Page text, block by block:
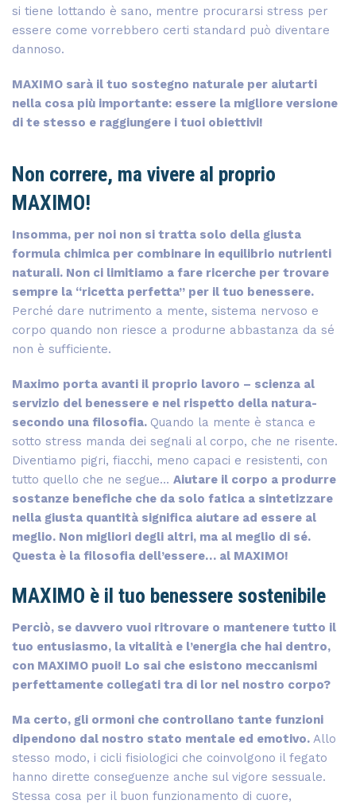
si tiene lottando è sano, mentre procurarsi stress per
essere come vorrebbero certi standard può diventare
dannoso.
MAXIMO sarà il tuo sostegno naturale per aiutarti
nella cosa più importante: essere la migliore versione
di te stesso e raggiungere i tuoi obiettivi!
Non correre, ma vivere al proprio
MAXIMO!
Insomma, per noi non si tratta solo della giusta
formula chimica per combinare in equilibrio nutrienti
naturali. Non ci limitiamo a fare ricerche per trovare
sempre la “ricetta perfetta” per il tuo benessere.
Perché dare nutrimento a mente, sistema nervoso e
corpo quando non riesce a produrne abbastanza da sé
non è sufficiente.
Maximo porta avanti il proprio lavoro – scienza al
servizio del benessere e nel rispetto della natura-
secondo una filosofia. Quando la mente è stanca e
sotto stress manda dei segnali al corpo, che ne risente.
Diventiamo pigri, fiacchi, meno capaci e resistenti, con
tutto quello che ne segue… Aiutare il corpo a produrre
sostanze benefiche che da solo fatica a sintetizzare
nella giusta quantità significa aiutare ad essere al
meglio. Non migliori degli altri, ma al meglio di sé.
Questa è la filosofia dell’essere… al MAXIMO!
MAXIMO è il tuo benessere sostenibile
Perciò, se davvero vuoi ritrovare o mantenere tutto il
tuo entusiasmo, la vitalità e l’energia che hai dentro,
con MAXIMO puoi! Lo sai che esistono meccanismi
perfettamente collegati tra di lor nel nostro corpo?
Ma certo, gli ormoni che controllano tante funzioni
dipendono dal nostro stato mentale ed emotivo. Allo
stesso modo, i cicli fisiologici che coinvolgono il fegato
hanno dirette conseguenze anche sul vigore sessuale.
Stessa cosa per il buon funzionamento di cuore,